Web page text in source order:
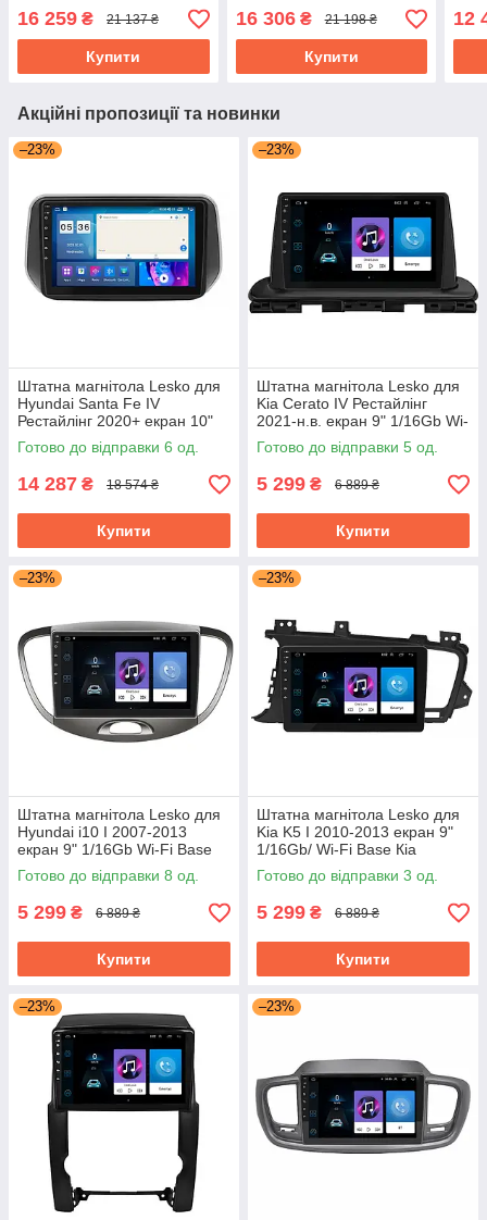
4G WiFi GPS Top Ленд
ровер Дискавері
16 259 ₴ 21 137 ₴
Купити
4/64Gb CarPlay 4G Wi-Fi
GPS Prime
16 306₴ 21 198 ₴
Купити
10"
Fi
12
Акційні пропозиції та новинки
–23%
Штатна магнітола Lesko для
Hyundai Santa Fe IV
Рестайлінг 2020+ екран 10"
4/64Gb CarPlay 4G Wi-Fi GPS
Prime
Готово до відправки 6 од.
14 287 ₴ 18 574 ₴
Купити
–23%
Штатна магнітола Lesko для
Kia Cerato IV Рестайлінг
2021-н.в. екран 9" 1/16Gb Wi-
Fi GPS Base
Готово до відправки 5 од.
5 299 ₴ 6 889 ₴
Купити
–23%
Штатна магнітола Lesko для
Hyundai i10 I 2007-2013
екран 9" 1/16Gb Wi-Fi Base
Хюндай Android
Готово до відправки 8 од.
5 299 ₴ 6 889 ₴
Купити
–23%
Штатна магнітола Lesko для
Kia K5 I 2010-2013 екран 9"
1/16Gb/ Wi-Fi Base Кіа
Готово до відправки 3 од.
5 299 ₴ 6 889 ₴
Купити
–23% –23%